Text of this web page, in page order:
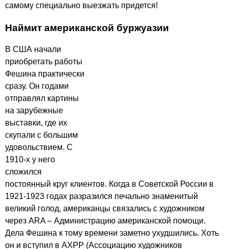
самому специально выезжать придется!
Наймит американской буржуазии
В США начали
приобретать работы
Фешина практически
сразу. Он годами
отправлял картины
на зарубежные
выставки, где их
скупали с большим
удовольствием. С
1910-х у него
сложился
постоянный круг клиентов. Когда в Советской России в
1921-1923 годах разразился печально знаменитый
великий голод, американцы связались с художником
через ARA – Администрацию американской помощи.
Дела Фешина к тому времени заметно ухудшились. Хоть
он и вступил в АХРР (Ассоциацию художников